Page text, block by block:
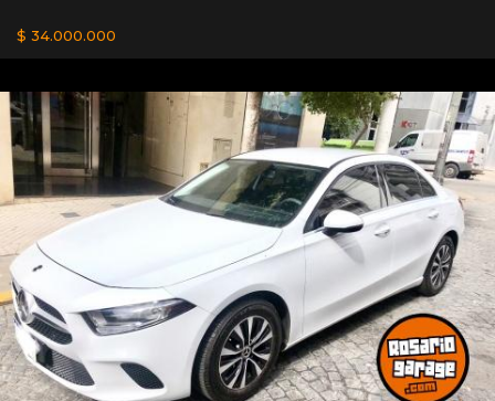
$ 34.000.000